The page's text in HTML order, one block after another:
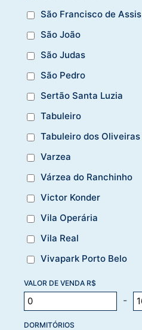
São Francisco de Assis
São João
São Judas
São Pedro
Sertão Santa Luzia
Tabuleiro
Tabuleiro dos Oliveiras
Varzea
Várzea do Ranchinho
Victor Konder
Vila Operária
Vila Real
Vivapark Porto Belo
VALOR DE VENDA R$
-
DORMITÓRIOS